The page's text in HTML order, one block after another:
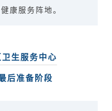
康服务阵地。
生服务中心
后准备阶段